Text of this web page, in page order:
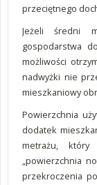
przeciętnego
Jeżeli średni
gospodarstwa
możliwości
nadwyżki nie
mieszkaniowy
Powierzchnia
dodatek
metrażu,
„powierzchnia
przekroczenia